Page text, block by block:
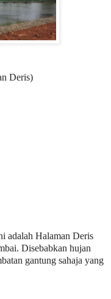
Deris)
adalah Halaman Deris
Disebabkan hujan
gantung sahaja yang